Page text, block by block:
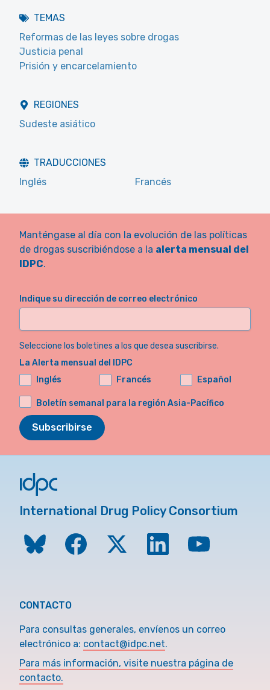
TEMAS
Reformas de las leyes sobre drogas
Justicia penal
Prisión y encarcelamiento
REGIONES
Sudeste asiático
TRADUCCIONES
Inglés
Francés
Manténgase al día con la evolución de las políticas
de drogas suscribiéndose a la alerta mensual del
IDPC.
Indique su dirección de correo electrónico
Seleccione los boletines a los que desea suscribirse.
La Alerta mensual del IDPC
Inglés
Francés Español
Boletín semanal para la región Asia-Pacífico
Subscribirse
International Drug Policy Consortium
CONTACTO
Para consultas generales, envíenos un correo
electrónico a: contact@idpc.net.
Para más información, visite nuestra página de
contacto.